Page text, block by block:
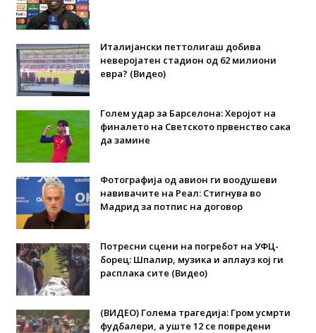
Италијански петтолигаш добива
неверојатен стадион од 62 милиони
евра? (Видео)
Голем удар за Барселона: Херојот на
финалето на Светското првенство сака
да замине
Фотографија од авион ги воодушеви
навивачите на Реал: Стигнува во
Мадрид за потпис на договор
Потресни сцени на погребот на УФЦ-
борец: Шпалир, музика и аплауз кој ги
расплака сите (Видео)
(ВИДЕО) Голема трагедија: Гром усмрти
фудбалери, а уште 12 се повредени